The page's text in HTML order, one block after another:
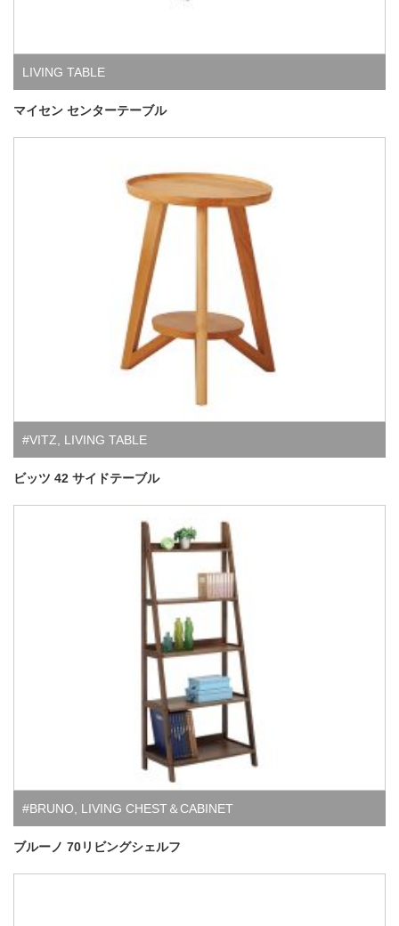
LIVING TABLE
マイセン センターテーブル
#VITZ, LIVING TABLE
ビッツ 42 サイドテーブル
#BRUNO LIVING CHEST＆CABINET
ブルーノ 70リビングシェルフ